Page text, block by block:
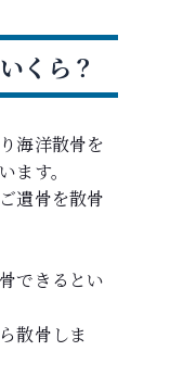
くら？
海洋散骨を
ます。
遺骨を散骨
できるとい
散骨しま